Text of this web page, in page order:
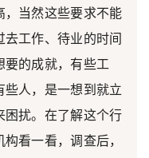
，当然这些要求不能
工作、待业的时间
要的成就，有些工
人，是一想到就立
困扰。在了解这个行
看一看，调查后，